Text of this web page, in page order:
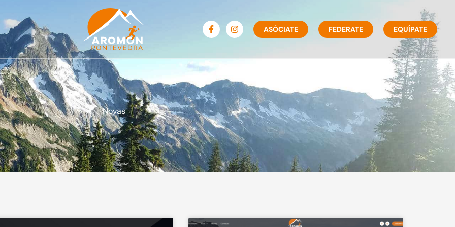
ASÓCIATE FEDERATE EQUÍPATE
Novas